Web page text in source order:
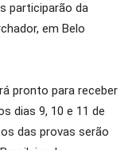
participarão da
em Belo
pronto para receber
dias 9, 10 e 11 de
das provas serão